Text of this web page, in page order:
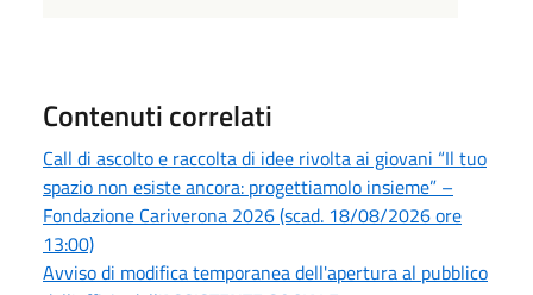
Contenuti correlati
Call di ascolto e raccolta di idee rivolta ai giovani “Il tuo
spazio non esiste ancora: progettiamolo insieme” –
Fondazione Cariverona 2026 (scad. 18/08/2026 ore
13:00)
Avviso di modifica temporanea dell'apertura al pubblico